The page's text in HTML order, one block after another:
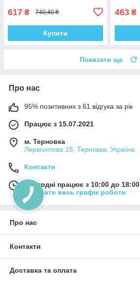
617 ₴ 740,40 ₴
Купити
463 ₴
Показати ще
Про нас
95% позитивних з 61 відгука за рік
Працює з 15.07.2021
м. Терновка
Лермонтова 18, Терновка, Україна
Контакти
Сьогодні працює з 10:00 до 18:00
Показати весь графік роботи
Про нас
Контакти
Доставка та оплата